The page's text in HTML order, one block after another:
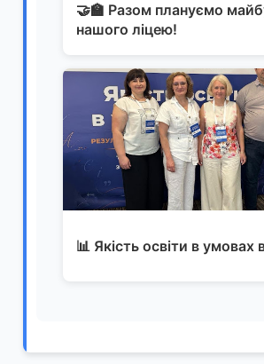
🤝🏫 Разом плануємо
нашого ліцею!
📊 Якість освіти в умовах